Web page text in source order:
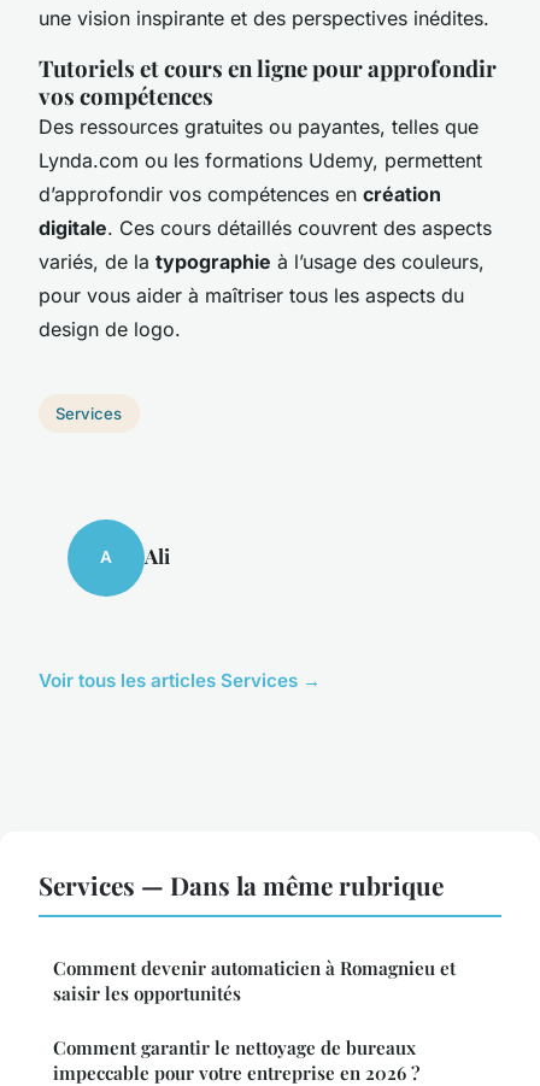
une vision inspirante et des perspectives inédites.
Tutoriels et cours en ligne pour approfondir
vos compétences
Des ressources gratuites ou payantes, telles que
Lynda.com ou les formations Udemy, permettent
d’approfondir vos compétences en création
digitale. Ces cours détaillés couvrent des aspects
variés, de la typographie à l’usage des couleurs,
pour vous aider à maîtriser tous les aspects du
design de logo.
Services
A Ali
Voir tous les articles Services →
Services — Dans la même rubrique
Comment devenir automaticien à Romagnieu et
saisir les opportunités
Comment garantir le nettoyage de bureaux
impeccable pour votre entreprise en 2026 ?